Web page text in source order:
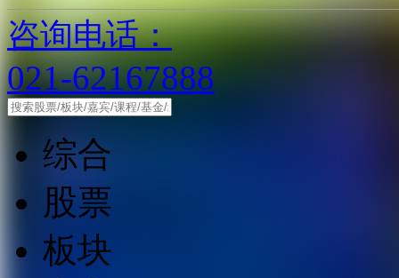
咨询电话：
021-62167888
综合
股票
板块